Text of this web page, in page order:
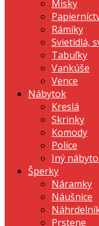
Misky
Rámiky
Svietidlá,
Tabuľky
Vankúše
Vence
Nábytok
Kreslá
Skrinky
Komody
Police
Iný
Šperky
Náramky
Náušnice
Prstene